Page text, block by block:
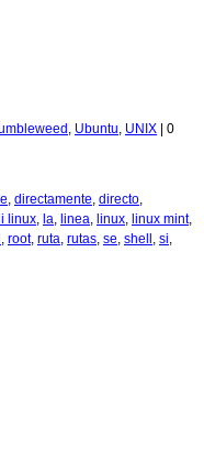
, Ubuntu, UNIX 0
, directamente, directo,
linux, la, linea, linux, linux mint,
, root, ruta, rutas, se, shell , si,